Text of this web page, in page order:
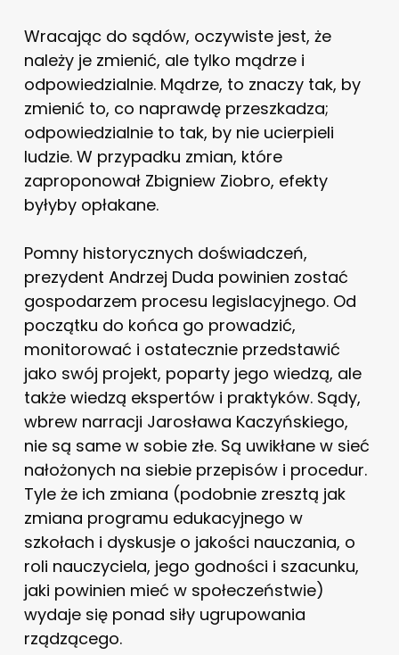
Wracając do sądów, oczywiste jest, że
należy je zmienić, ale tylko mądrze i
odpowiedzialnie. Mądrze, to znaczy tak, by
zmienić to, co naprawdę przeszkadza;
odpowiedzialnie to tak, by nie ucierpieli
ludzie. W przypadku zmian, które
zaproponował Zbigniew Ziobro, efekty
byłyby opłakane.
Pomny historycznych doświadczeń,
prezydent Andrzej Duda powinien zostać
gospodarzem procesu legislacyjnego. Od
początku do końca go prowadzić,
monitorować i ostatecznie przedstawić
jako swój projekt, poparty jego wiedzą, ale
także wiedzą ekspertów i praktyków. Sądy,
wbrew narracji Jarosława Kaczyńskiego,
nie są same w sobie złe. Są uwikłane w sieć
nałożonych na siebie przepisów i procedur.
Tyle że ich zmiana (podobnie zresztą jak
zmiana programu edukacyjnego w
szkołach i dyskusje o jakości nauczania, o
roli nauczyciela, jego godności i szacunku,
jaki powinien mieć w społeczeństwie)
wydaje się ponad siły ugrupowania
rządzącego.